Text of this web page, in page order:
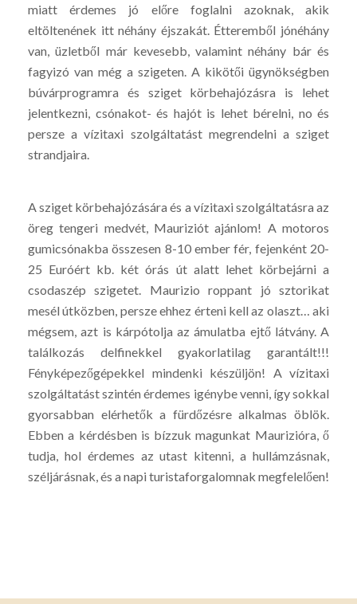
miatt érdemes jó előre foglalni azoknak, akik
eltöltenének itt néhány éjszakát. Étteremből jónéhány
van, üzletből már kevesebb, valamint néhány bár és
fagyizó van még a szigeten. A kikötői ügynökségben
búvárprogramra és sziget körbehajózásra is lehet
jelentkezni, csónakot- és hajót is lehet bérelni, no és
persze a vízitaxi szolgáltatást megrendelni a sziget
strandjaira.
A sziget körbehajózására és a vízitaxi szolgáltatásra az
öreg tengeri medvét, Mauriziót ajánlom! A motoros
gumicsónakba összesen 8-10 ember fér, fejenként 20-
25 Euróért kb. két órás út alatt lehet körbejárni a
csodaszép szigetet. Maurizio roppant jó sztorikat
mesél útközben, persze ehhez érteni kell az olaszt… aki
mégsem, azt is kárpótolja az ámulatba ejtő látvány. A
találkozás delfinekkel gyakorlatilag garantált!!!
Fényképezőgépekkel mindenki készüljön! A vízitaxi
szolgáltatást szintén érdemes igénybe venni, így sokkal
gyorsabban elérhetők a fürdőzésre alkalmas öblök.
Ebben a kérdésben is bízzuk magunkat Maurizióra, ő
tudja, hol érdemes az utast kitenni, a hullámzásnak,
széljárásnak, és a napi turistaforgalomnak megfelelően!